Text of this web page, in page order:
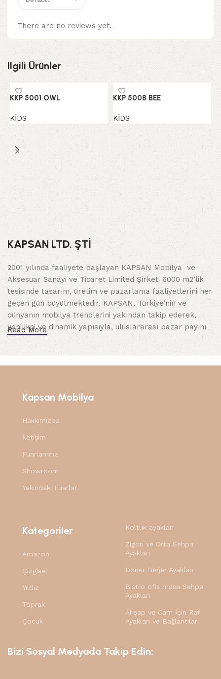
There are no reviews yet.
Ilgili Ürünler
KKP 5001 OWL
KİDS
KKP 5008 BEE
KİDS
KAPSAN LTD. ŞTİ
2001 yılında faaliyete başlayan KAPSAN Mobilya ve
Aksesuar Sanayi ve Ticaret Limited Şirketi 6000 m2’lik
tesisinde tasarım, üretim ve pazarlama faaliyetlerini her
geçen gün büyütmektedir. KAPSAN, Türkiye’nin ve
dünyanın mobilya trendlerini yakından takip ederek,
yenilikçi ve dinamik yapısıyla, uluslararası pazar payını
arttırarak yoluna devam etmektedir. 40’dan fazla
ülkeye yaptığı ihracatla mobilya sektöründeki etkinliğini
anlayışına ekleyerek ilerleyen KAPSAN, uzun ömürlü ve
dayanıklı mobilya ayaklarını birincil hedefi tutmuş ve
tasarım, hizmet ve ekolojik değerlere de saygı dahil tüm
aşamalarda önemini savunmuştur. AR-GE, üretim
mobilya ve mobilya aksesuarları sektöründe her zaman
vermektedir
Read More
Kapsan Mobilya
Hakkımızda
İletişim
Fuarlarımız
Showroom
Yakındaki Fuarlar
Kategoriler
Amazon
Çizgisel
Yıldız
Toprak
Çocuk
Koltuk ayakları
Zigon ve Orta Sehpa
Ayakları
Döner Berjer Ayakları
Bistro ofis masa Sehpa
Ayakları
Ahşap ve Cam İçin Raf
Ayakları ve Bağlantıları
Bizi Sosyal Medyada Takip Edin: